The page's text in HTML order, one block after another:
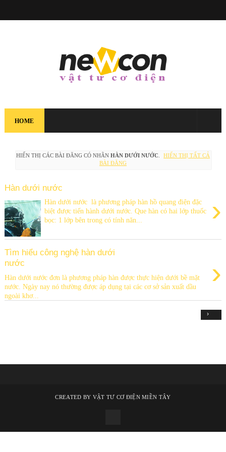
HOME
HIỂN THỊ CÁC BÀI ĐĂNG CÓ NHÃN HÀN DƯỚI NƯỚC
HIỂN THỊ TẤT CẢ
BÀI ĐĂNG
Hàn dưới nước
›
Hàn dưới nước là phương pháp hàn hồ quang điện đặc
biệt được tiến hành dưới nước. Que hàn có hai lớp thuốc
bọc: 1 lớp bên trong có tính năn...
Tìm hiểu công nghệ hàn dưới
nước
›
Hàn dưới nước đơn là phương pháp hàn được thực hiện dưới bề mặt
nước. Ngày nay nó thường được áp dụng tại các cơ sở sản xuất dầu
ngoài khơ...
›
CREATED BY VẬT TƯ CƠ ĐIỆN MIỀN TÂY